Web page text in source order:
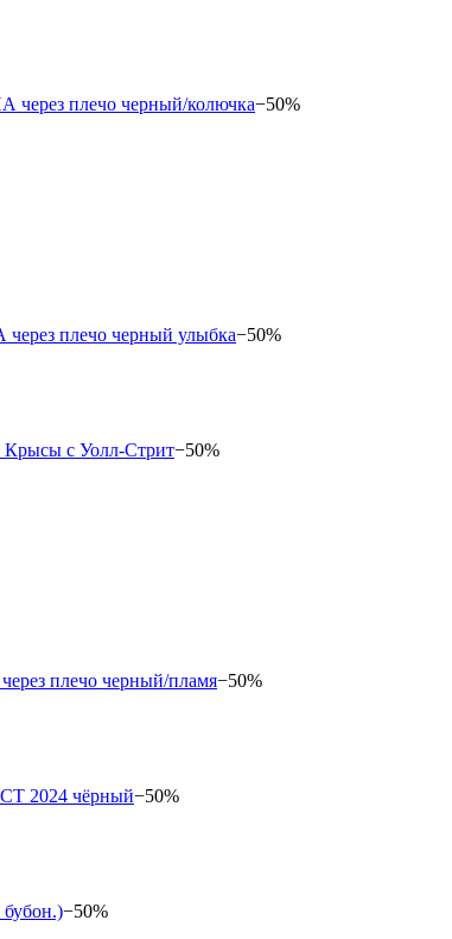
−50%
−50%
−50%
−50%
−50%
−50%